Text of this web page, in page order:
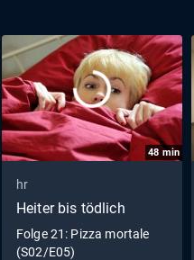
48 min
hr
Heiter bis tödlich
Folge 21: Pizza mortale
(S02/E05)